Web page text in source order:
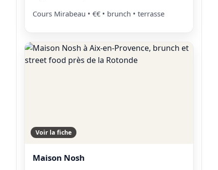
Cours Mirabeau • €€ • brunch • terrasse
Voir la fiche
Maison Nosh